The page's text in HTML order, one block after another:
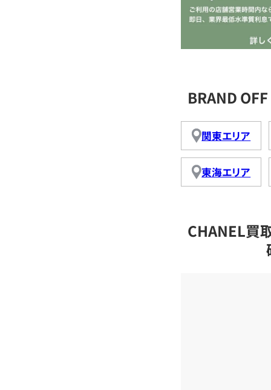
BRAND
関東エリア
東海エリア
CHANEL買